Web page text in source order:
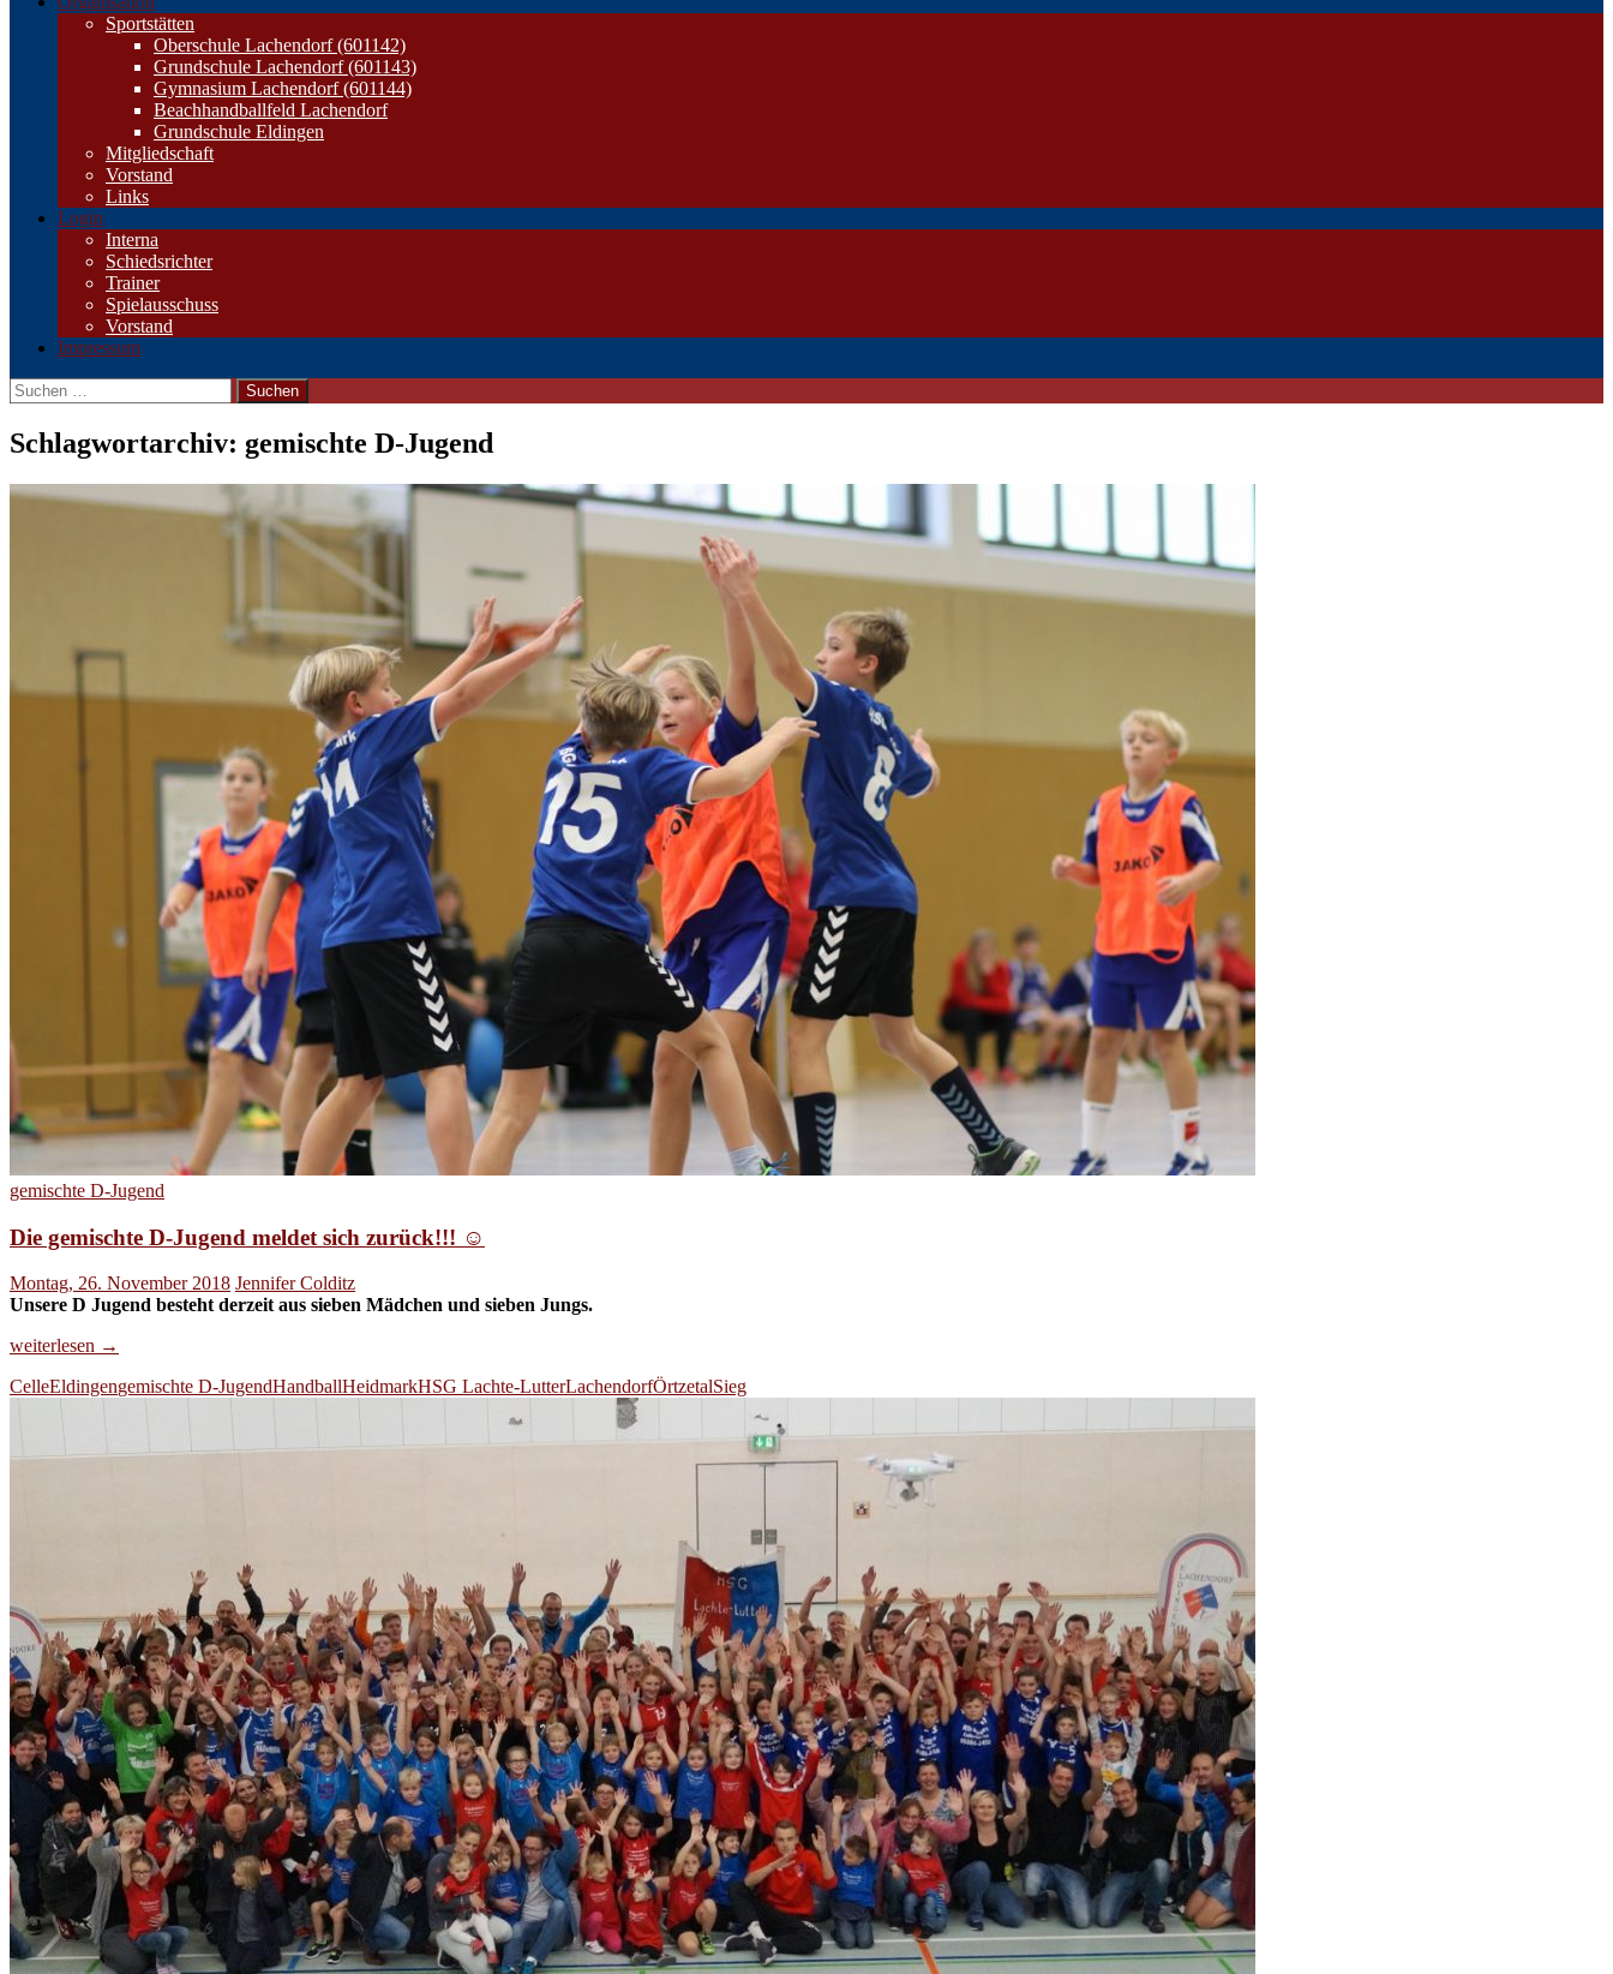
Sportstätten
Oberschule Lachendorf (601142)
Grundschule Lachendorf (601143)
Gymnasium Lachendorf (601144)
Beachhandballfeld Lachendorf
Grundschule Eldingen
Mitgliedschaft
Vorstand
Links
Login
Interna
Schiedsrichter
Trainer
Spielausschuss
Vorstand
Impressum
Suchen
nach:
Schlagwortarchiv: gemischte D-Jugend
gemischte D-Jugend
Die gemischte D-Jugend meldet sich zurück!!! ☺
Montag, 26. November 2018 Jennifer Colditz
Unsere D Jugend besteht derzeit aus sieben Mädchen und sieben Jungs.
Die
D-
sich
weiterlesen →
CelleEldingengemischte D-JugendHandballHeidmarkHSG Lachte-LutterLachendorfÖrtzetalSieg